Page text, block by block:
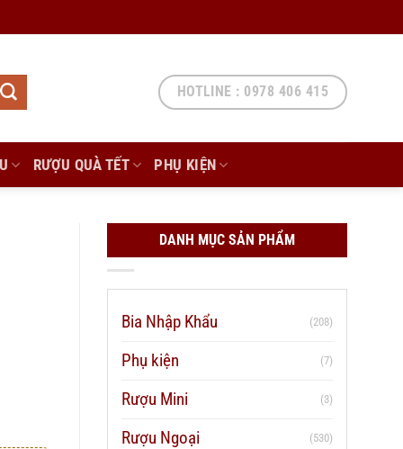
HOTLINE : 0978 406 415
RƯỢU QUÀ TẾT PHỤ KIỆN
DANH MỤC SẢN PHẨM
Bia Nhập Khẩu (208)
Phụ kiện (7)
Rượu Mini (3)
Rượu Ngoại (530)